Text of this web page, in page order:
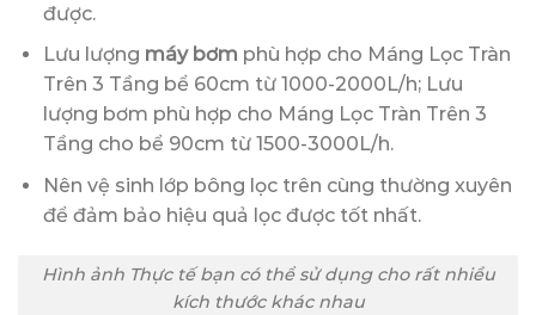
được.
Lưu lượng máy bơm phù hợp cho Máng Lọc Tràn
Trên 3 Tầng bể 60cm từ 1000-2000L/h; Lưu
lượng bơm phù hợp cho Máng Lọc Tràn Trên 3
Tầng cho bể 90cm từ 1500-3000L/h.
Nên vệ sinh lớp bông lọc trên cùng thường xuyên
để đảm bảo hiệu quả lọc được tốt nhất.
Hình ảnh Thực tế bạn có thể sử dụng cho rất nhiều
kích thước khác nhau